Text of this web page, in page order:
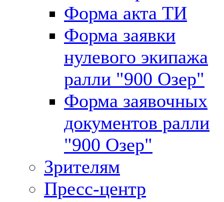
Форма акта ТИ
Форма заявки
нулевого экипажа
ралли "900 Озер"
Форма заявочных
документов ралли
"900 Озер"
Зрителям
Пресс-центр